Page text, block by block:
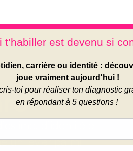
d’identité et
un levier parmi